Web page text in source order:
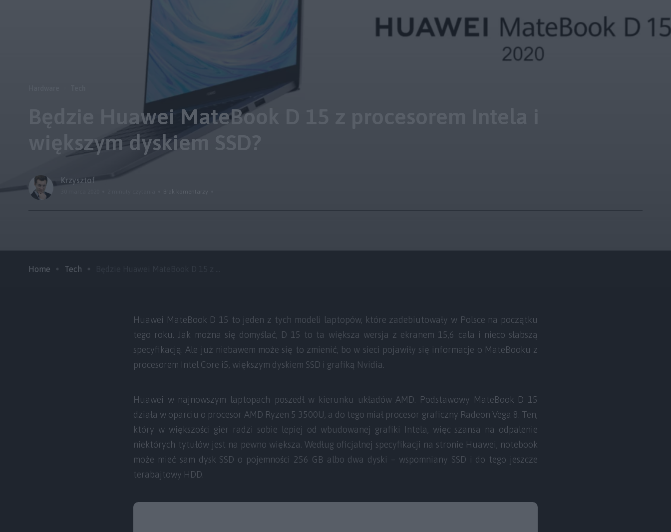
Będzie Huawei MateBook D 15 z procesorem Intela i
większym dyskiem SSD?
Krzysztof
Brak komentarzy
Home Tech
Huawei MateBook D 15 to jeden z tych modeli laptopów, które zadebiutowały w Polsce na początku
tego roku. Jak można się domyślać, D 15 to ta większa wersja z ekranem 15,6 cala i nieco słabszą
specyfikacją. Ale już niebawem może się to zmienić, bo w sieci pojawiły się informacje o MateBooku z
procesorem Intel Core i5, większym dyskiem SSD i grafiką Nvidia.
Huawei w najnowszym laptopach poszedł w kierunku układów AMD. Podstawowy MateBook D 15
działa w oparciu o procesor AMD Ryzen 5 3500U, a do tego miał procesor graficzny Radeon Vega 8. Ten,
który w większości gier radzi sobie lepiej od wbudowanej grafiki Intela, więc szansa na odpalenie
niektórych tytułów jest na pewno większa. Według oficjalnej specyfikacji na stronie Huawei, notebook
może mieć sam dysk SSD o pojemności 256 GB albo dwa dyski – wspomniany SSD i do tego jeszcze
terabajtowy HDD.